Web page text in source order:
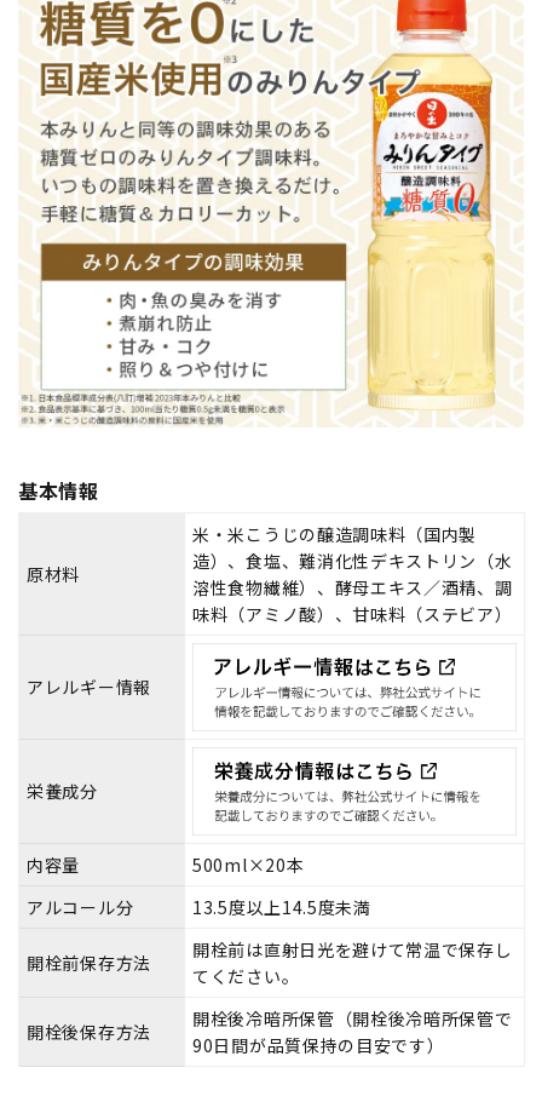
基本情報
原材料
米・米こうじの醸造調味料（国内製
造）、食塩、難消化性デキストリン（水
溶性食物繊維）、酵母エキス／酒精、調
味料（アミノ酸）、甘味料（ステビア）
アレルギー情報
栄養成分
内容量
500ml×20本
アルコール分
13.5度以上14.5度未満
開栓前保存方法
開栓前は直射日光を避けて常温で保存し
てください。
開栓後保存方法
開栓後冷暗所保管（開栓後冷暗所保管で
90日間が品質保持の目安です）